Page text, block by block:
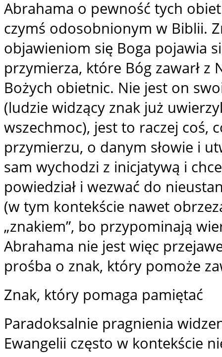
Abrahama o pewność tych
czymś odosobnionym w Biblii.
objawieniom się Boga pojawia
przymierza, które Bóg zawarł
Bożych obietnic. Nie jest on
(ludzie widzący znak już
wszechmoc), jest to raczej coś,
przymierzu, o danym słowie i
sam wychodzi z inicjatywą i
powiedział i wezwać do
(w tym kontekście nawet
„znakiem”, bo przypominają
Abrahama nie jest więc
prośba o znak, który pomoże
Znak, który pomaga pamiętać
Paradoksalnie pragnienia
Ewangelii często w kontekście